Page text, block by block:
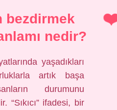
bezdirmek
nedir?
yaşadıkları
artık başa
durumunu
“Sıkıcı” ifadesi, bir